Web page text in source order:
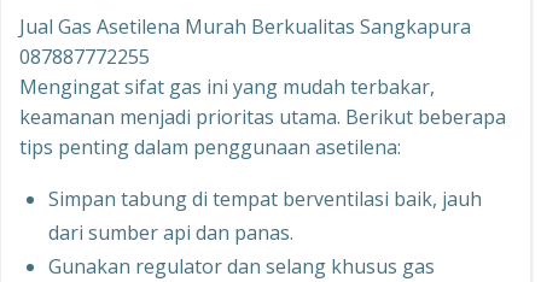
Jual Gas Asetilena Murah Berkualitas Sangkapura
087887772255
Mengingat sifat gas ini yang mudah terbakar,
keamanan menjadi prioritas utama. Berikut beberapa
tips penting dalam penggunaan asetilena:
Simpan tabung di tempat berventilasi baik, jauh
dari sumber api dan panas.
Gunakan regulator dan selang khusus gas